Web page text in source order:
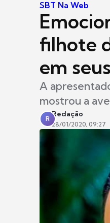
SBT Na Web
filhote
em
A
mostrou a
R
Redação
28/01/2020, 09:27